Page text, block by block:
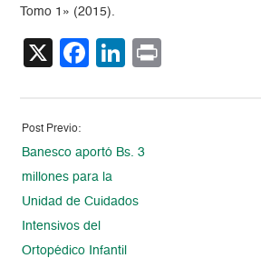
Tomo 1» (2015).
X Facebook
LinkedIn
Post Previo:
Banesco aportó Bs. 3
millones para la
Unidad de Cuidados
Intensivos del
Ortopédico Infantil